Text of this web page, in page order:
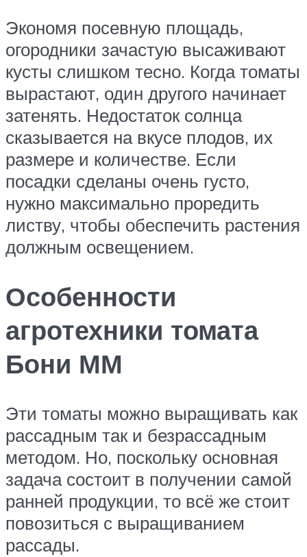
Экономя посевную площадь,
огородники зачастую высаживают
кусты слишком тесно. Когда томаты
вырастают, один другого начинает
затенять. Недостаток солнца
сказывается на вкусе плодов, их
размере и количестве. Если
посадки сделаны очень густо,
нужно максимально проредить
листву, чтобы обеспечить растения
должным освещением.
Особенности
агротехники томата
Бони ММ
Эти томаты можно выращивать как
рассадным так и безрассадным
методом. Но, поскольку основная
задача состоит в получении самой
ранней продукции, то всё же стоит
повозиться с выращиванием
рассады.